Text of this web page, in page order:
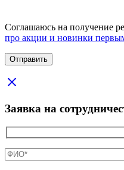
Соглашаюсь на получение
про акции и новинки
Заявка на